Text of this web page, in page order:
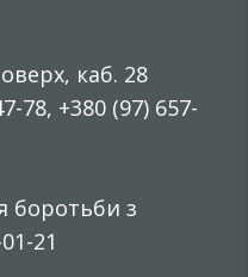
каб. 28
78, +380 (97) 657-
боротьби з
21